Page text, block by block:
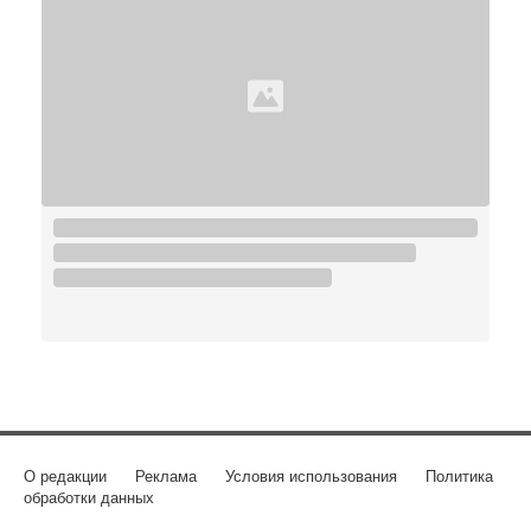
О редакции Реклама Условия использования
Политика
обработки данных